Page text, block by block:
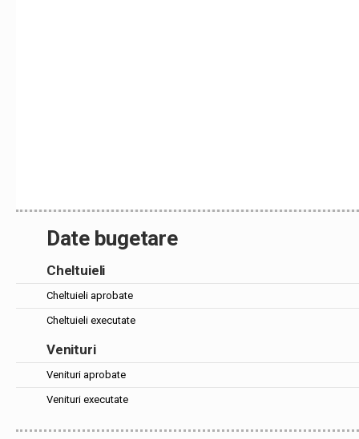
Date bugetare
Cheltuieli
Cheltuieli aprobate
Cheltuieli executate
Venituri
Venituri aprobate
Venituri executate